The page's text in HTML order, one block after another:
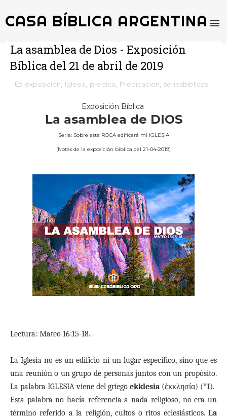
CASA BÍBLICA ARGENTINA
La asamblea de Dios - Exposición
Bíblica del 21 de abril de 2019
exposición Iglesia predica Predicacion seriesbiblicas
Exposición Bíblica
La asamblea de DIOS
Serie: Sobre esta ROCA edificaré mi IGLESIA
[Notas de la exposición bíblica del 21-04-2019]
Lectura: Mateo 16:15-18.
La Iglesia no es un edificio ni un lugar específico, sino que es
una reunión o un grupo de personas juntos con un propósito.
La palabra IGLESIA viene del griego ekklesia (ἐκκλησία) (*1).
Esta palabra no hacía referencia a nada religioso, no era un
término referido a la religión, cultos o ritos eclesiásticos. La